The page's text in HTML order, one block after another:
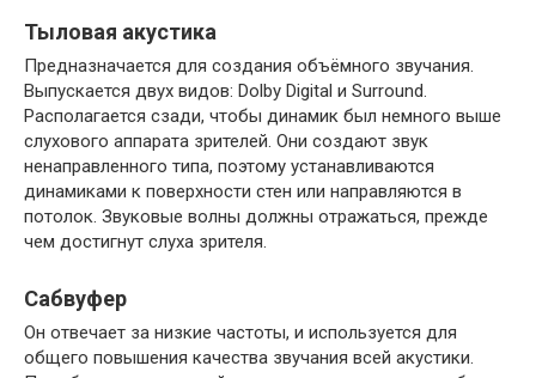
Тыловая акустика
Предназначается для создания объёмного звучания.
Выпускается двух видов: Dolby Digital и Surround.
Располагается сзади, чтобы динамик был немного выше
слухового аппарата зрителей. Они создают звук
ненаправленного типа, поэтому устанавливаются
динамиками к поверхности стен или направляются в
потолок. Звуковые волны должны отражаться, прежде
чем достигнут слуха зрителя.
Сабвуфер
Он отвечает за низкие частоты, и используется для
общего повышения качества звучания всей акустики.